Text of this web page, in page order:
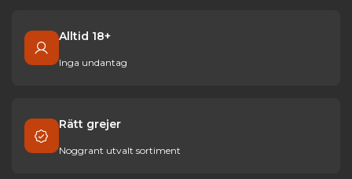
Alltid 18+
Inga undantag
Rätt grejer
Noggrant utvalt sortiment